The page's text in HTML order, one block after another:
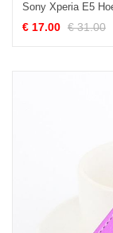
€ 17.00 € 31.00